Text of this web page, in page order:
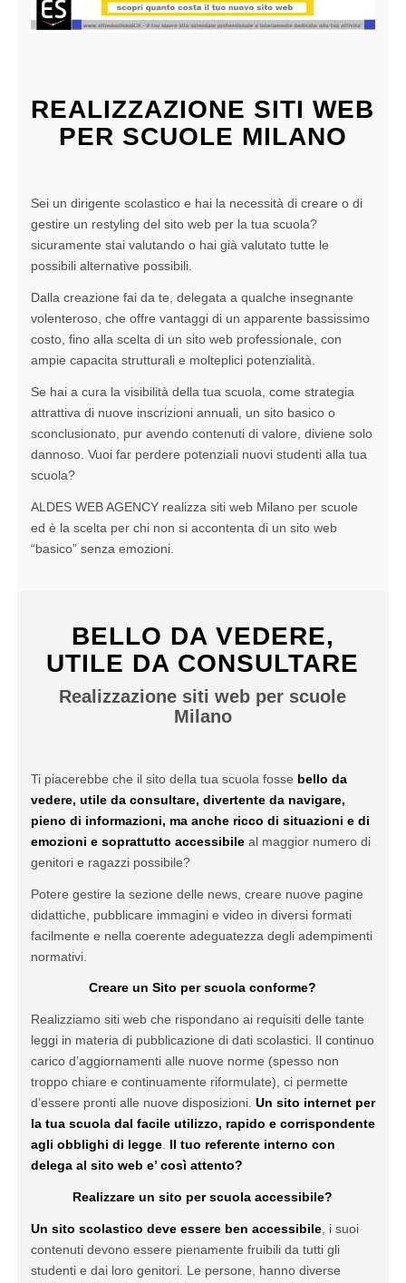
REALIZZAZIONE SITI WEB
PER SCUOLE MILANO
Sei un dirigente scolastico e hai la necessità di creare o di
gestire un restyling del sito web per la tua scuola?
sicuramente stai valutando o hai già valutato tutte le
possibili alternative possibili.
Dalla creazione fai da te, delegata a qualche insegnante
volenteroso, che offre vantaggi di un apparente bassissimo
costo, fino alla scelta di un sito web professionale, con
ampie capacita strutturali e molteplici potenzialità.
Se hai a cura la visibilità della tua scuola, come strategia
attrattiva di nuove inscrizioni annuali, un sito basico o
sconclusionato, pur avendo contenuti di valore, diviene solo
dannoso. Vuoi far perdere potenziali nuovi studenti alla tua
scuola?
ALDES WEB AGENCY realizza siti web Milano per scuole
ed è la scelta per chi non si accontenta di un sito web
“basico” senza emozioni.
BELLO DA VEDERE,
UTILE DA CONSULTARE
Realizzazione siti web per scuole
Milano
Ti piacerebbe che il sito della tua scuola fosse bello da
vedere, utile da consultare, divertente da navigare,
pieno di informazioni, ma anche ricco di situazioni e di
emozioni e soprattutto accessibileal maggior numero di
genitori e ragazzi possibile?
Potere gestire la sezione delle news, creare nuove pagine
didattiche, pubblicare immagini e video in diversi formati
facilmente e nella coerente adeguatezza degli adempimenti
normativi.
Creare un Sito per scuola conforme?
Realizziamo siti web che rispondano ai requisiti delle tante
leggi in materia di pubblicazione di dati scolastici. Il continuo
carico d’aggiornamenti alle nuove norme (spesso non
troppo chiare e continuamente riformulate), ci permette
d’essere pronti alle nuove disposizioni. Un sito internet per
la tua scuola dal facile utilizzo, rapido e corrispondente
agli obblighi di legge. Il tuo referente interno con
delega al sito web e’ così attento?
Realizzare un sito per scuola accessibile?
Un sito scolastico deve essere ben accessibile, i suoi
contenuti devono essere pienamente fruibili da tutti gli
studenti e dai loro genitori. Le persone, hanno diverse